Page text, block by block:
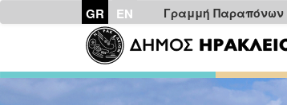
GR EN Γραμμή Παραπόνων